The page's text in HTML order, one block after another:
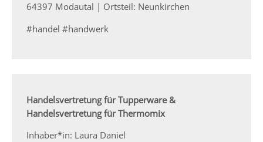
64397 Modautal | Ortsteil: Neunkirchen
#handel #handwerk
Handelsvertretung für Tupperware &
Handelsvertretung für Thermomix
Inhaber*in: Laura Daniel